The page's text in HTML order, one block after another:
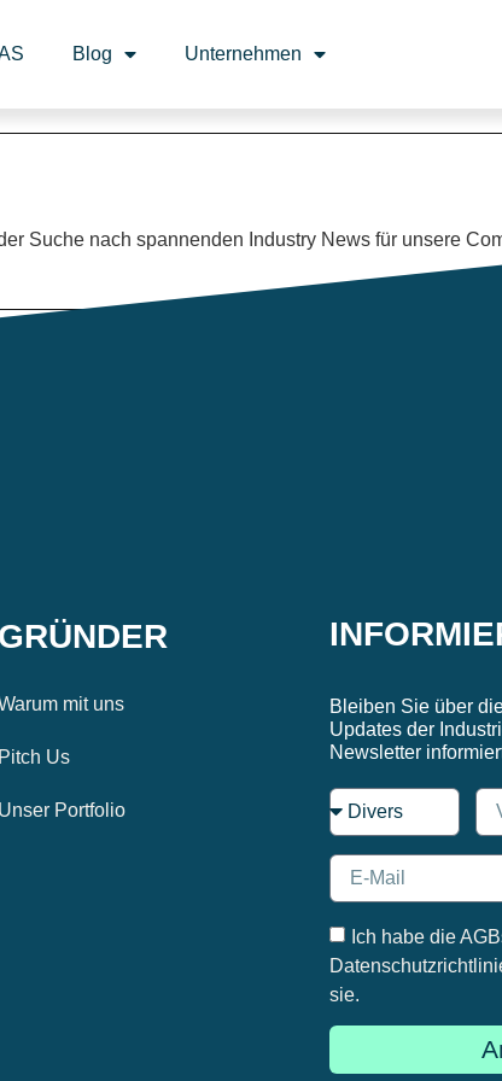
Blog Unternehmen
Suche nach spannenden Industry News für unsere
GRÜNDER
mit uns
Pitch Us
Unser Portfolio
Bleiben Sie über
Updates der
Newsletter
Ich habe die
sie.